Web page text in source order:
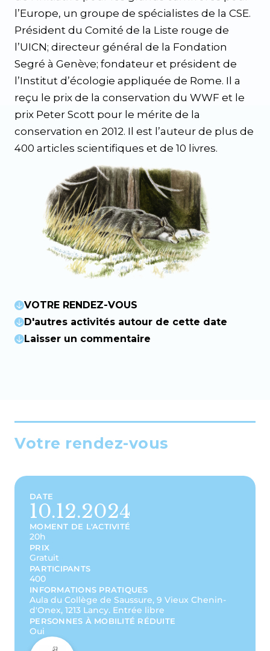
l’Europe, un groupe de spécialistes de la CSE.
Président du Comité de la Liste rouge de
l’UICN; directeur général de la Fondation
Segré à Genève; fondateur et président de
l’Institut d’écologie appliquée de Rome. Il a
reçu le prix de la conservation du WWF et le
prix Peter Scott pour le mérite de la
conservation en 2012. Il est l’auteur de plus de
400 articles scientifiques et de 10 livres.
VOTRE RENDEZ-VOUS
D'autres activités autour de cette date
Laisser un commentaire
Votre rendez-vous
DATE
10.12.2024
MOMENT DE L'ACTIVITÉ
20h
PRIX
Gratuit
PARTICIPANTS
400
INFORMATIONS PRATIQUES
Aula du Collège de Saussure, 9 Vieux Chenin-
d'Onex, 1213 Lancy. Entrée libre
PERSONNES À MOBILITÉ RÉDUITE
Oui